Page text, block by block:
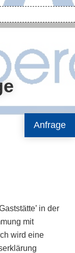
Anfrage
in der
mit
wird eine